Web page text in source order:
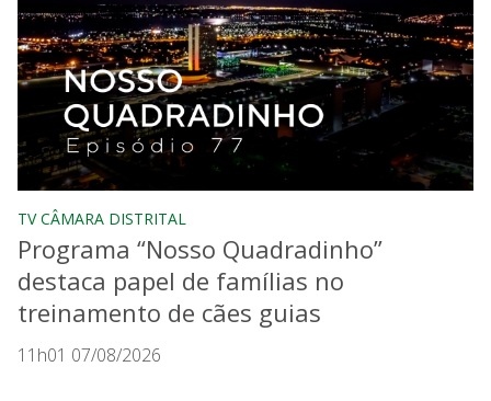
TV CÂMARA DISTRITAL
Programa “Nosso Quadradinho”
destaca papel de famílias no
treinamento de cães guias
11h01 07/08/2026